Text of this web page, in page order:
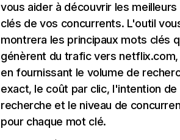
vous aider à découvrir les
clés de vos concurrents. L'outil
montrera les principaux mots clés
génèrent du trafic vers
en fournissant le volume de
exact, le coût par clic, l'intention de
recherche et le niveau de
pour chaque mot clé.